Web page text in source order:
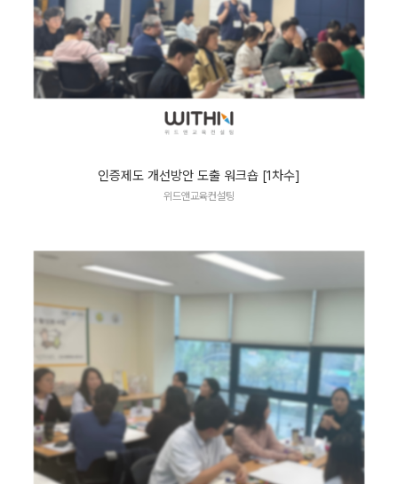
인증제도 개선방안 도출 워크숍 [1차수]
위드앤교육컨설팅